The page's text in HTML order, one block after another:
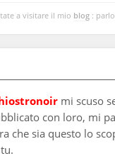
a visitare il mio blog :
mi scuso
con loro, mi
che sia questo lo